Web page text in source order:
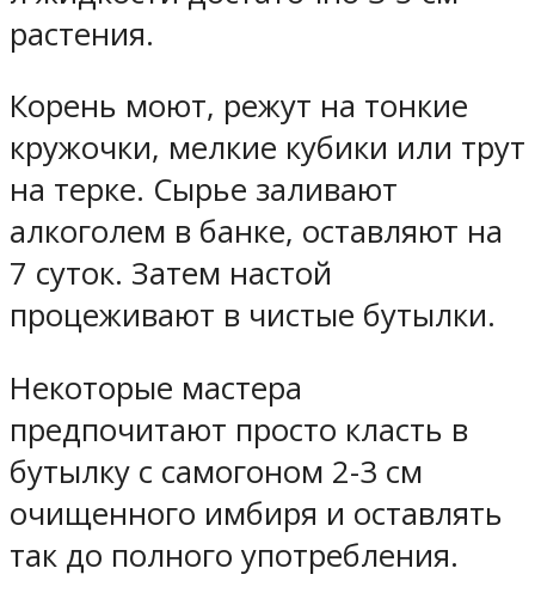
растения.
Корень моют, режут на тонкие
кружочки, мелкие кубики или трут
на терке. Сырье заливают
алкоголем в банке, оставляют на
7 суток. Затем настой
процеживают в чистые бутылки.
Некоторые мастера
предпочитают просто класть в
бутылку с самогоном 2-3 см
очищенного имбиря и оставлять
так до полного употребления.